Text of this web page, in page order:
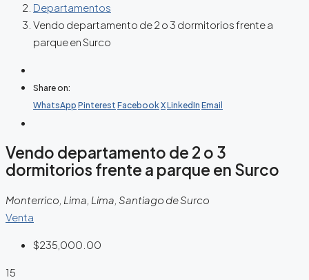
Departamentos
Vendo departamento de 2 o 3 dormitorios frente a
parque en Surco
Share on:
WhatsApp Pinterest FacebookXLinkedIn Email
Vendo departamento de 2 o 3
dormitorios frente a parque en Surco
Monterrico, Lima, Lima, Santiago de Surco
Venta
$235,000.00
15